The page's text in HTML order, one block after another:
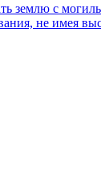
землю с
не имея